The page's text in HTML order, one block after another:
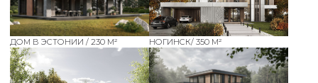
РОДНИКОВАЯ / 200 М²